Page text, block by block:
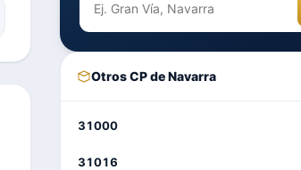
Otros CP de Navarra
31000
31016